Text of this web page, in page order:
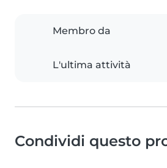
Membro da
L'ultima attività
Condividi questo